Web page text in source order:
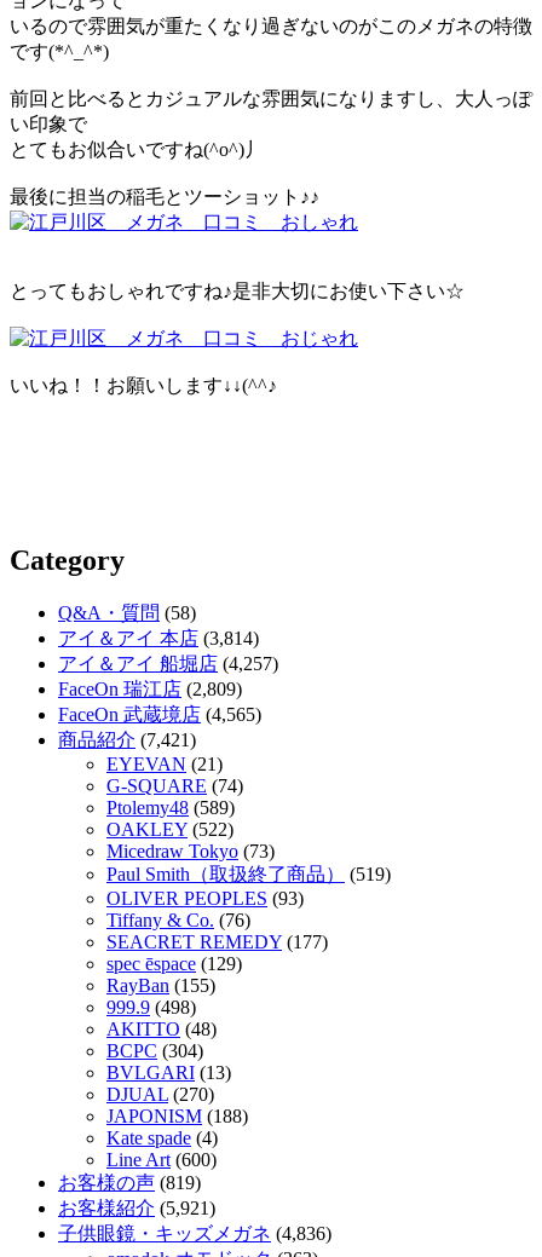
いるので雰囲気が重たくなり過ぎないのがこのメガネの特徴
です(*^_^*)
前回と比べるとカジュアルな雰囲気になりますし、大人っぽ
い印象で
とてもお似合いですね(^o^)丿
最後に担当の稲毛とツーショット♪♪
とってもおしゃれですね♪是非大切にお使い下さい☆
いいね！！お願いします↓↓(^^♪
Category
Q&A・質問 (58)
アイ＆アイ 本店 (3,814)
アイ＆アイ 船堀店 (4,257)
FaceOn 瑞江店 (2,809)
FaceOn 武蔵境店 (4,565)
商品紹介 (7,421)
EYEVAN (21)
G-SQUARE (74)
Ptolemy48 (589)
OAKLEY (522)
Micedraw Tokyo (73)
Paul Smith（取扱終了商品）
(519)
OLIVER PEOPLES (93)
Tiffany & Co. (76)
SEACRET REMEDY (177)
spec ēspace (129)
RayBan (155)
999.9 (498)
AKITTO (48)
BCPC (304)
BVLGARI (13)
DJUAL (270)
JAPONISM (188)
Kate spade (4)
Line Art (600)
お客様の声 (819)
お客様紹介 (5,921)
子供眼鏡・キッズメガネ (4,836)